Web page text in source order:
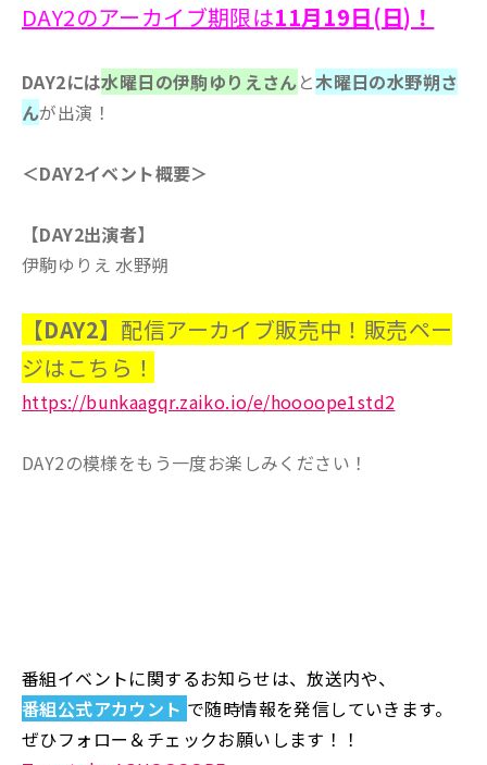
DAY2のアーカイブ期限は11月19日(日)！
DAY2には水曜日の伊駒ゆりえさんと木曜日の水野朔さ
んが出演！
＜DAY2イベント概要＞
【DAY2出演者】
伊駒ゆりえ 水野朔
【DAY2】 配信アーカイブ販売中！販売ペー
ジはこちら！
https://bunkaagqr.zaiko.io/e/hoooope1std2
DAY2の模様をもう一度お楽しみください！
番組イベントに関するお知らせは、放送内や、
番組公式アカウント で随時情報を発信していきます。
ぜひフォロー＆チェックお願いします！！